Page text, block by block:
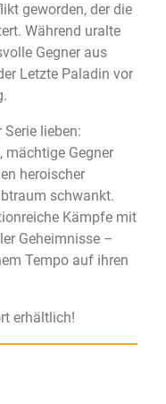
geworden, der die
Während uralte
Gegner aus
Letzte Paladin vor
lieben:
mächtige Gegner
heroischer
schwankt.
Kämpfe mit
Geheimnisse –
Tempo auf ihren
erhältlich!